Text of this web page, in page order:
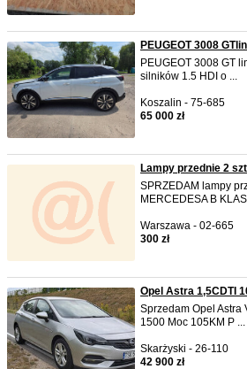
PEUGEOT 3008
PEUGEOT 3008 GT
silników 1.5 HDI o ...
Koszalin - 75-685
65 000 zł
Lampy przednie 2
SPRZEDAM lampy
MERCEDESA B
Warszawa - 02-665
300 zł
Opel Astra 1,5CDTI
Sprzedam Opel Astra
1500 Moc 105KM P ...
Skarżyski - 26-110
42 900 zł